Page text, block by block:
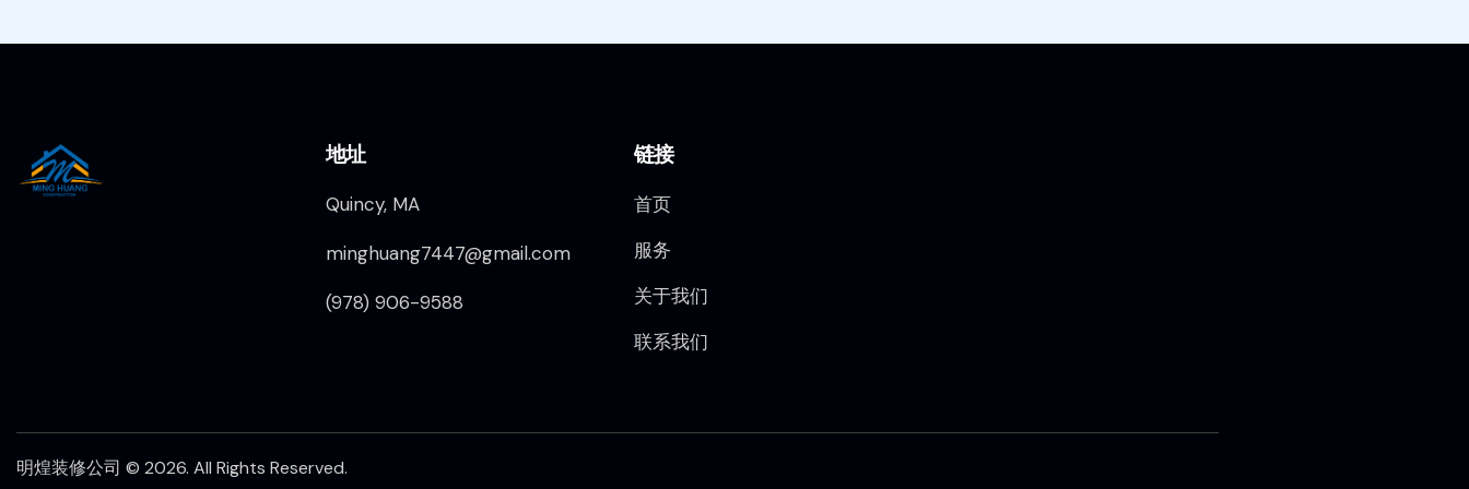
地址
Quincy, MA
minghuang7447@gmail.com
(978) 906-9588
链接
首页
服务
关于我们
联系我们
明煌装修公司 © 2026. All Rights Reserved.